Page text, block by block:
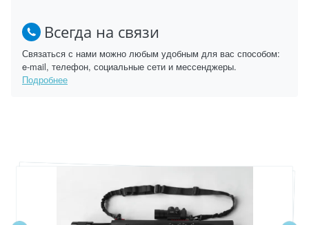
Всегда на связи
Связаться с нами можно любым удобным для вас способом:
e-mail, телефон, социальные сети и мессенджеры.
Подробнее